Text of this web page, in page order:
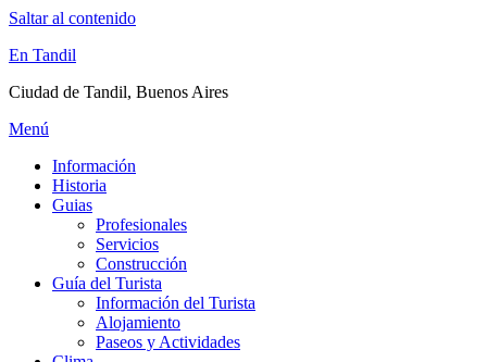
Saltar al contenido
En Tandil
Ciudad de Tandil, Buenos Aires
Menú
Información
Historia
Guias
Profesionales
Servicios
Construcción
Guía del Turista
Información del Turista
Alojamiento
Paseos y Actividades